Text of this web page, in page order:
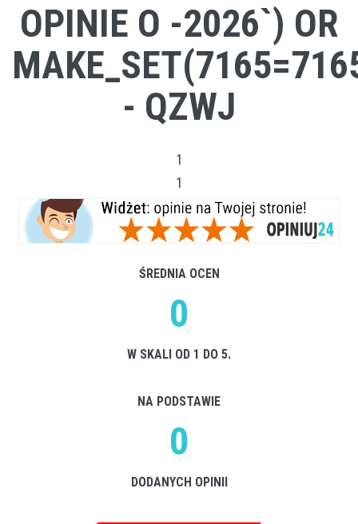
OPINIE O -2026`) OR
- QZWJ
1
1
ŚREDNIA OCEN
0
W SKALI OD 1 DO 5.
NA PODSTAWIE
0
DODANYCH OPINII